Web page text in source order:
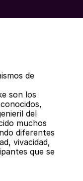
de
son los
del
muchos
diferentes
vivacidad,
que se